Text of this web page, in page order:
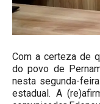
Com a certeza de
do povo de
nesta segunda-
estadual. A